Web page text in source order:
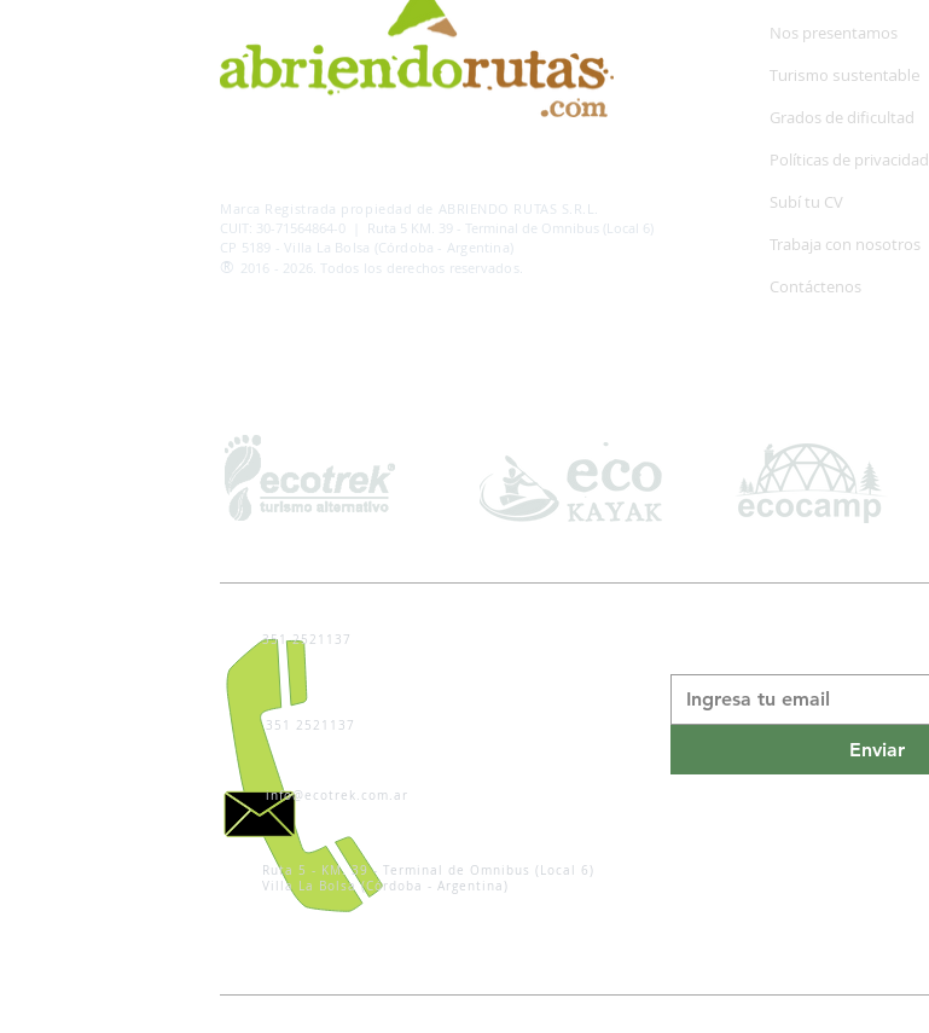
Marca Registrada propiedad de ABRIENDO RUTAS S.R.L.
CUIT: 30-71564864-0 | Ruta 5 KM. 39 - Terminal de Omnibus (Local 6)
CP 5189 - Villa La Bolsa (Córdoba - Argentina)
® 2016 - 2026. Todos los derechos reservados.
Nos presentamos
Turismo sustentable
Grados de dificultad
Políticas de privacidad
Subí tu CV
Trabaja con nosotros
Contáctenos
351 2521137
351 2521137
info@ecotrek.com.ar
Ruta 5 - KM. 39 - Terminal de Omnibus (Local 6)
Villa La Bolsa (Córdoba - Argentina)
Enviar